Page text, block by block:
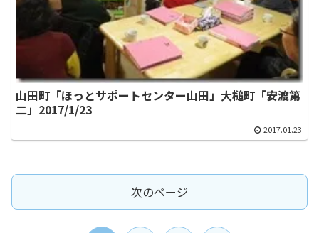
山田町「ほっとサポートセンター山田」大槌町「安渡第
二」2017/1/23
2017.01.23
次のページ